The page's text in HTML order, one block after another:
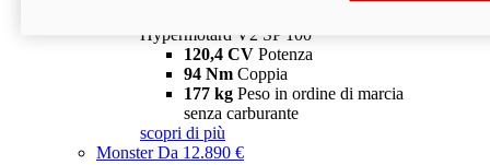
Hypermotard V2 SP 100
120,4 CV Potenza
94 Nm Coppia
177 kg Peso in ordine di marcia
senza carburante
scopri di più
MonsterDa 12.890 €